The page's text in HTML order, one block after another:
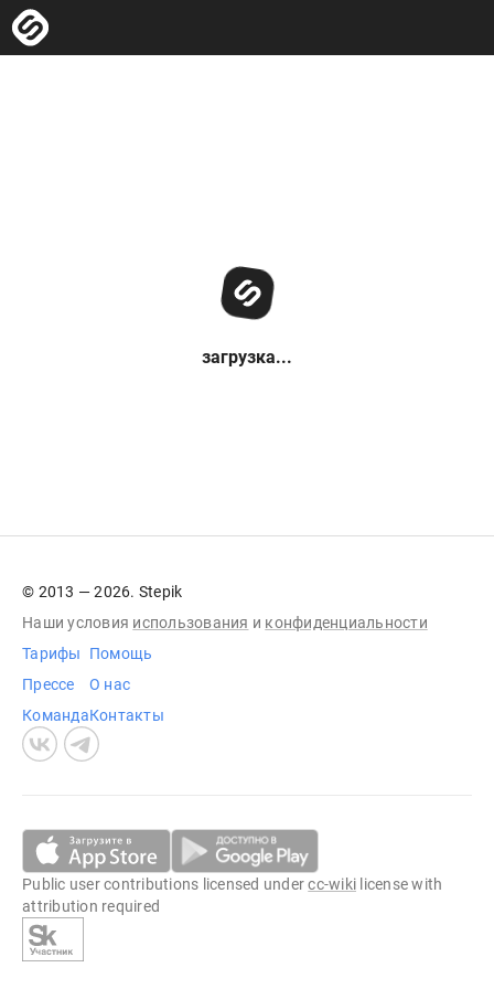
загрузка...
© 2013 — 2026. Stepik
Наши условия использования и конфиденциальности
Тарифы
Прессе
Команда
Помощь
О нас
Контакты
Public user contributions licensed undercc-wiki license with
attribution required